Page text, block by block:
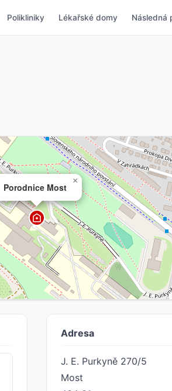
Polikliniky Lékařské domy Následná
Porodnice Most
×
Adresa
J. E. Purkyně 270/5
Most